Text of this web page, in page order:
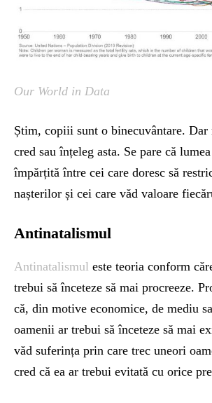
Our World in Data
Știm, copiii sunt o binecuvântare.
cred sau înțeleg asta. Se pare că
împărțită între cei care doresc să
nașterilor și cei care văd valoare
Antinatalismul
Antinatalismul este teoria conform
trebui să înceteze să mai procreeze.
că, din motive economice, de mediu
oamenii ar trebui să înceteze să mai
văd suferința prin care trec uneori
cred că ea ar trebui evitată cu orice